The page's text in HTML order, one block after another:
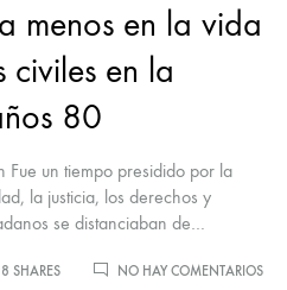
menos en la vida
en la
80
Fue un tiempo presidido por la
la justicia, los derechos y
se distanciaban de…
SHARES NO HAY COMENTARIOSEN